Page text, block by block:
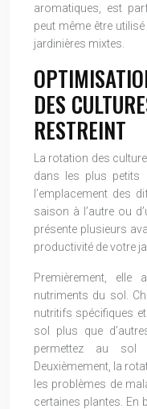
aromatiques, est
peut même être
jardinières mixtes.
DES
RESTREINT
La rotation des
dans les plus petits
l’emplacement des
saison à l’autre ou
présente plusieurs
productivité de votre
Premièrement, elle
nutriments du sol.
nutritifs spécifiques
sol plus que
permettez au sol
Deuxièmement, la
les problèmes de
certaines plantes. En